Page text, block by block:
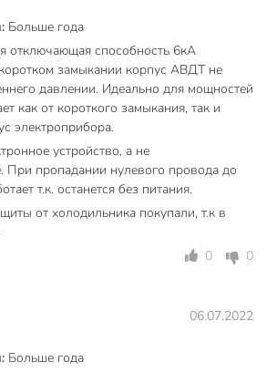
полюсов: 1
230 В
A
модульных расстояний: 2
кабеля: 25 мм²
выдерживаемое напряжение: 4
Тепловой, электромагнитный
Больше года
отключающая способность 6кА
коротком замыкании корпус АВДТ не
давлении. Идеально для мощностей
как от короткого замыкания, так и
электроприбора.
устройство, а не
При пропадании нулевого провода до
т.к. останется без питания.
от холодильника покупали, т.к в
0
0
06.07.2022
Больше года